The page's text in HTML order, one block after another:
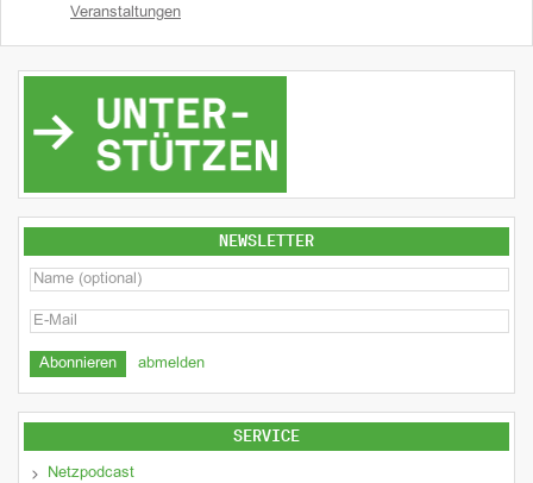
Veranstaltungen
NEWSLETTER
abmelden
SERVICE
Netzpodcast